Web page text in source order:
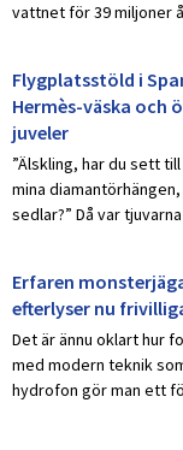
vattnet för 39 miljoner
Flygplatsstöld i
Hermès-väska och
juveler
”Älskling, har du sett
mina
sedlar?” Då var
Erfaren
efterlyser nu
Det är ännu oklart hur
med modern teknik
hydrofon gör man ett